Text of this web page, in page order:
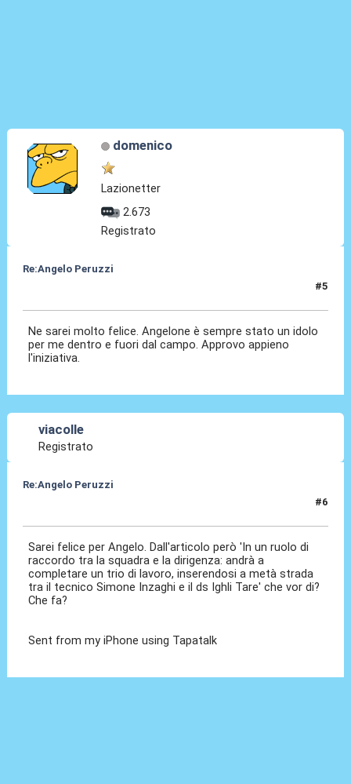
domenico
Lazionetter
2.673
Registrato
Re:Angelo Peruzzi
#5
Ne sarei molto felice. Angelone è sempre stato un idolo
per me dentro e fuori dal campo. Approvo appieno
l'iniziativa.
viacolle
Registrato
Re:Angelo Peruzzi
#6
Sarei felice per Angelo. Dall'articolo però 'In un ruolo di
raccordo tra la squadra e la dirigenza: andrà a
completare un trio di lavoro, inserendosi a metà strada
tra il tecnico Simone Inzaghi e il ds Ighli Tare' che vor di?
Che fa?
Sent from my iPhone using Tapatalk